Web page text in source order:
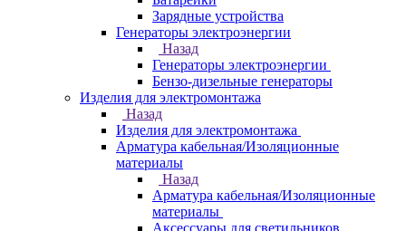
Зарядные устройства
Генераторы электроэнергии
Назад
Генераторы электроэнергии
Бензо-дизельные генераторы
Изделия для электромонтажа
Назад
Изделия для электромонтажа
Арматура кабельная/Изоляционные
материалы
Назад
Арматура кабельная/Изоляционные
материалы
Аксессуары для светильников